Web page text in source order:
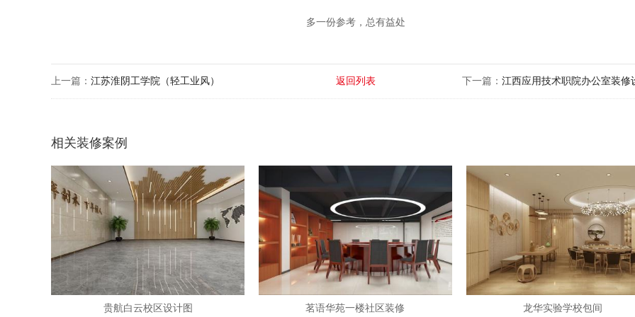
多一份参考，总有益处
上一篇： 江苏淮阴工学院（轻工业风） 下一篇： 江西应用技术职院办公室装修
返回列表
相关装修案例
贵航白云校区设计图 茗语华苑一楼社区装修 龙华实验学校包间